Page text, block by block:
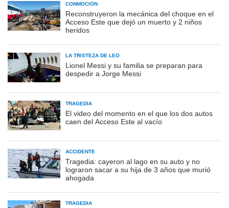
CONMOCIÓN
Reconstruyeron la mecánica del choque en el
Acceso Este que dejó un muerto y 2 niños
heridos
LA TRISTEZA DE LEO
Lionel Messi y su familia se preparan para
despedir a Jorge Messi
TRAGEDIA
El video del momento en el que los dos autos
caen del Acceso Este al vacío
ACCIDENTE
Tragedia: cayeron al lago en su auto y no
lograron sacar a su hija de 3 años que murió
ahogada
TRAGEDIA